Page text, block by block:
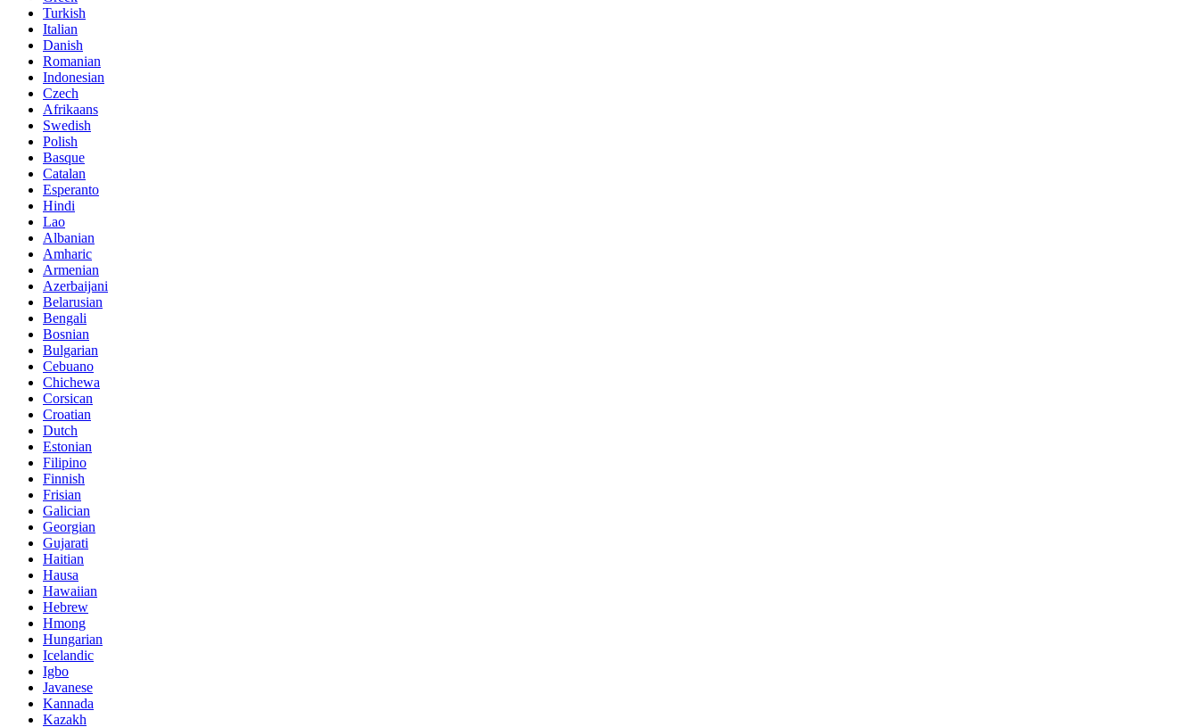
Turkish
Italian
Danish
Romanian
Indonesian
Czech
Afrikaans
Swedish
Polish
Basque
Catalan
Esperanto
Hindi
Lao
Albanian
Amharic
Armenian
Azerbaijani
Belarusian
Bengali
Bosnian
Bulgarian
Cebuano
Chichewa
Corsican
Croatian
Dutch
Estonian
Filipino
Finnish
Frisian
Galician
Georgian
Gujarati
Haitian
Hausa
Hawaiian
Hebrew
Hmong
Hungarian
Icelandic
Igbo
Javanese
Kannada
Kazakh